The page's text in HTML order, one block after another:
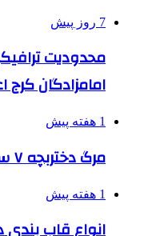
7 روز پیش
محدودیت
امامزادگان
1 هفته پیش
مرگ دختربچه ۷ ساله در پارک اسلامشهر
1 هفته پیش
انواع قاب